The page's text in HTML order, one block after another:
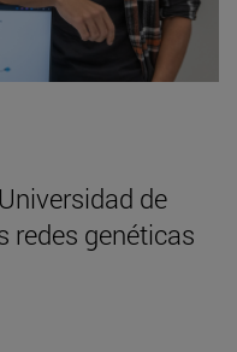
de
redes genéticas